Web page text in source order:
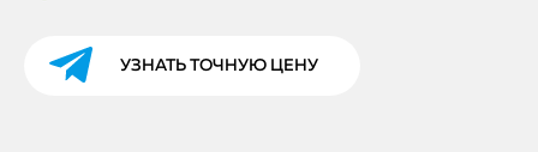
УЗНАТЬ ТОЧНУЮ ЦЕНУ